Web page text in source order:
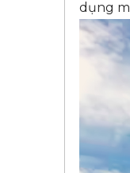
dụng